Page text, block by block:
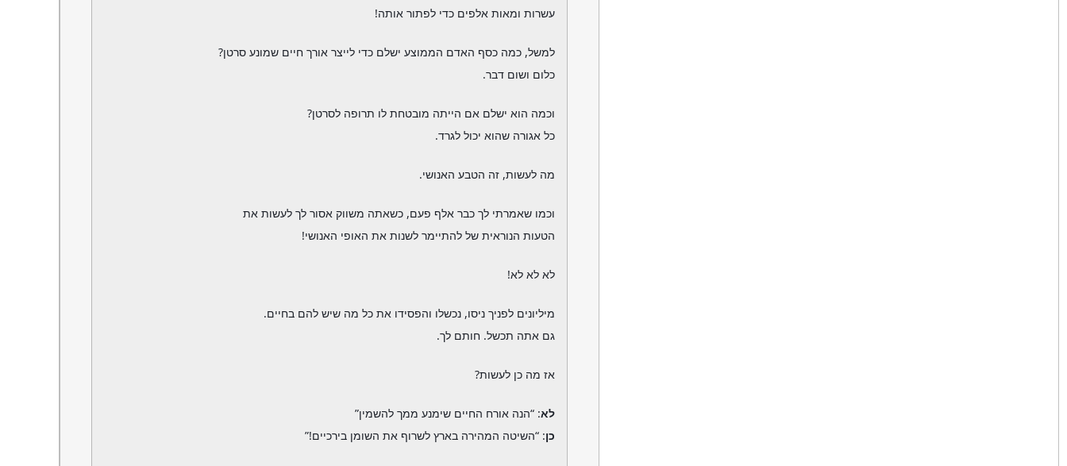
עשרות ומאות אלפים כדי לפתור אותה!
למשל, כמה כסף האדם הממוצע ישלם כדי לייצר אורך חיים שמונע סרטן?
כלום ושום דבר.
וכמה הוא ישלם אם הייתה מובטחת לו תרופה לסרטן?
כל אגורה שהוא יכול לגרד.
מה לעשות, זה הטבע האנושי.
וכמו שאמרתי לך כבר אלף פעם, כשאתה משווק אסור לך לעשות את
הטעות הנוראית של להתיימר לשנות את האופי האנושי!
לא לא לא!
מיליונים לפניך ניסו, נכשלו והפסידו את כל מה שיש להם בחיים.
גם אתה תכשל. חותם לך.
אז מה כן לעשות?
לא: “הנה אורח החיים שימנע ממך להשמין”
כן: “השיטה המהירה בארץ לשרוף את השומן בירכיים!”